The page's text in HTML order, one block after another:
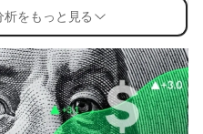
をもっと見る